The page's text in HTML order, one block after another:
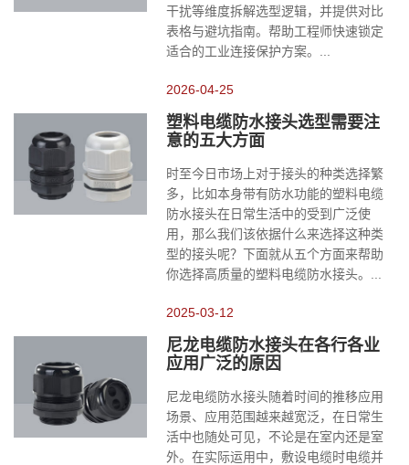
干扰等维度拆解选型逻辑，并提供对比
表格与避坑指南。帮助工程师快速锁定
适合的工业连接保护方案。...
2026-04-25
塑料电缆防水接头选型需要注
意的五大方面
时至今日市场上对于接头的种类选择繁
多，比如本身带有防水功能的塑料电缆
防水接头在日常生活中的受到广泛使
用，那么我们该依据什么来选择这种类
型的接头呢？下面就从五个方面来帮助
你选择高质量的塑料电缆防水接头。...
2025-03-12
尼龙电缆防水接头在各行各业
应用广泛的原因
尼龙电缆防水接头随着时间的推移应用
场景、应用范围越来越宽泛，在日常生
活中也随处可见，不论是在室内还是室
外。在实际运用中，敷设电缆时电缆并